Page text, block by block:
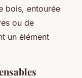
bois, entourée
ou de
un élément